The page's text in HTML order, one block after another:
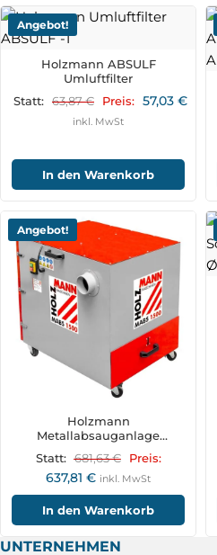
Angebot!
Holzmann ABSULF
Umluftfilter
Statt: 63,87€ Preis: 57,03 €
inkl. MwSt
In den Warenkorb
Angebot!
Holzmann
Metallabsauganlage
Statt: 681,63€ Preis:
637,81 € inkl. MwSt
In den Warenkorb
UNTERNEHMEN